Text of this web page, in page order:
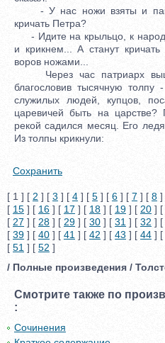
- У нас ножи взяты и
кричать Петра?
- Идите на крыльцо, к
и крикнем... А станут
воров ножами...
Через час патриарх
благословив тысячную толпу
служилых людей, купцов,
царевичей быть на царстве?
рекой садился месяц. Его
Из толпы крикнули:
Сохранить
[ 1 ] [ 2 ] [ 3 ] [ 4 ] [ 5 ] [ 6 ] [ 7 ] [ 8 ]
[ 15 ] [ 16 ] [ 17 ] [ 18 ] [ 19 ] [ 20 ] [
[ 27 ] [ 28 ] [ 29 ] [ 30 ] [ 31 ] [ 32 ] [
[ 39 ] [ 40 ] [ 41 ] [ 42 ] [ 43 ] [ 44 ] [
[ 51 ] [ 52 ]
/ Полные произведения /
Смотрите также по
:
Сочинения